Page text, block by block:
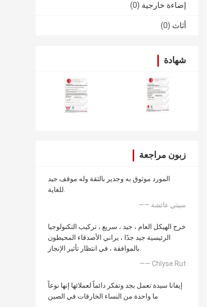
إضاءة خارجية (0)
أثاث (0)
شهادة
زبون مراجعة
المورد موثوق به وجدير بالثقة وله موقف جيد
للغاية.
—— سيتي عائشة
خرج الهيكل العام ، جيد ، سريع ، تركيب التكنولوجيا
الرئيسية جيد جدًا ، يراني الأصدقاء المحيطون
بالموافقة ، في انتظار تأثير الإنجاز.
—— Chlyse Rut
إيفانا سيدة تعمل بجد وتفكر دائماً لعملائها إنها نوعاً
ما واحدة من النساء الخارقات في الصين